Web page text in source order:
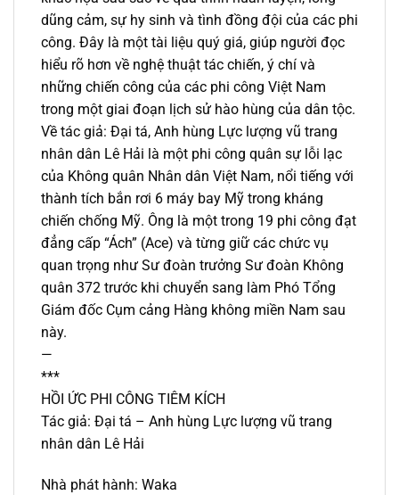
dũng cảm, sự hy sinh và tình đồng đội của các phi
công. Đây là một tài liệu quý giá, giúp người đọc
hiểu rõ hơn về nghệ thuật tác chiến, ý chí và
những chiến công của các phi công Việt Nam
trong một giai đoạn lịch sử hào hùng của dân tộc.
Về tác giả: Đại tá, Anh hùng Lực lượng vũ trang
nhân dân Lê Hải là một phi công quân sự lỗi lạc
của Không quân Nhân dân Việt Nam, nổi tiếng với
thành tích bắn rơi 6 máy bay Mỹ trong kháng
chiến chống Mỹ. Ông là một trong 19 phi công đạt
đẳng cấp “Ách” (Ace) và từng giữ các chức vụ
quan trọng như Sư đoàn trưởng Sư đoàn Không
quân 372 trước khi chuyển sang làm Phó Tổng
Giám đốc Cụm cảng Hàng không miền Nam sau
này.
—
***
HỒI ỨC PHI CÔNG TIÊM KÍCH
Tác giả: Đại tá – Anh hùng Lực lượng vũ trang
nhân dân Lê Hải
Nhà phát hành: Waka